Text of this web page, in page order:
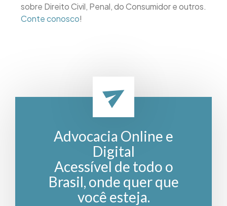
sobre Direito Civil, Penal, do Consumidor e outros.
Conte conosco!
Advocacia Online e
Digital
Acessível de todo o
Brasil, onde quer que
você esteja.